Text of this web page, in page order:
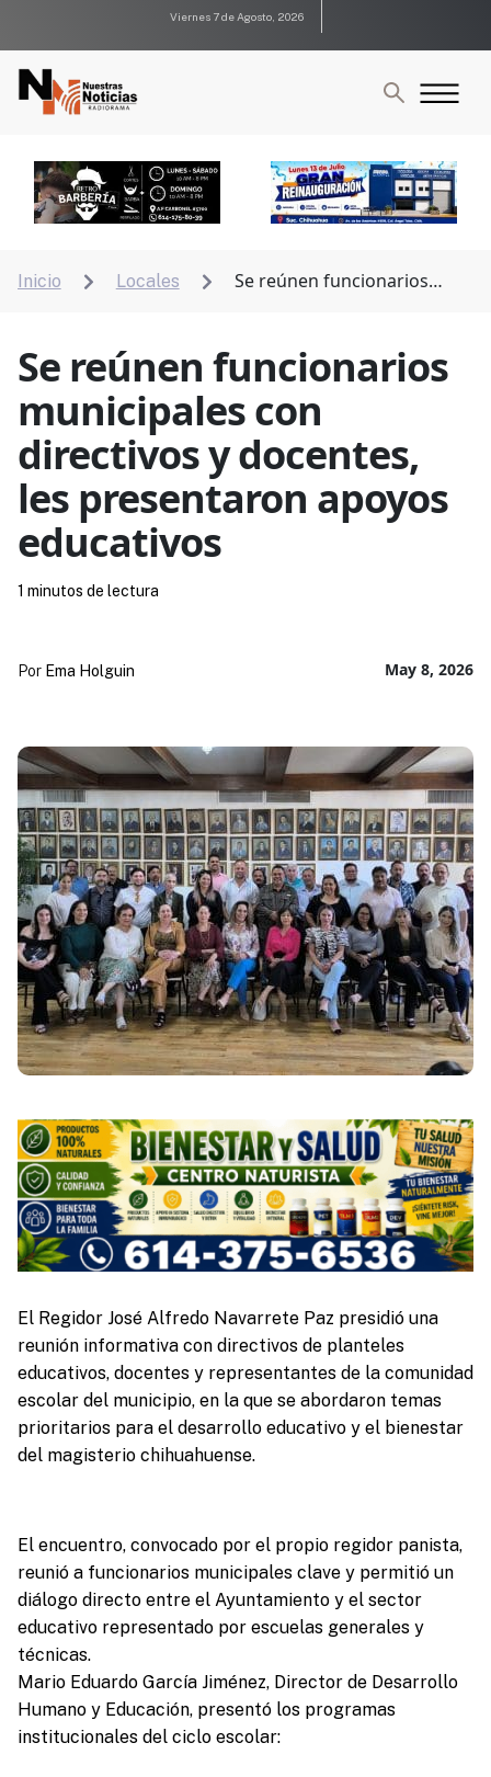
Viernes 7 de Agosto, 2026
Inicio  Locales 
Se reúnen funcionarios
Se reúnen funcionarios
municipales con
directivos y docentes,
les presentaron apoyos
educativos
May 8, 2026
Por Ema Holguin
1 minutos de lectura
El Regidor José Alfredo Navarrete Paz presidió una
reunión informativa con directivos de planteles
educativos, docentes y representantes de la comunidad
escolar del municipio, en la que se abordaron temas
prioritarios para el desarrollo educativo y el bienestar
del magisterio chihuahuense.
El encuentro, convocado por el propio regidor panista,
reunió a funcionarios municipales clave y permitió un
diálogo directo entre el Ayuntamiento y el sector
educativo representado por escuelas generales y
técnicas.
Mario Eduardo García Jiménez, Director de Desarrollo
Humano y Educación, presentó los programas
institucionales del ciclo escolar: